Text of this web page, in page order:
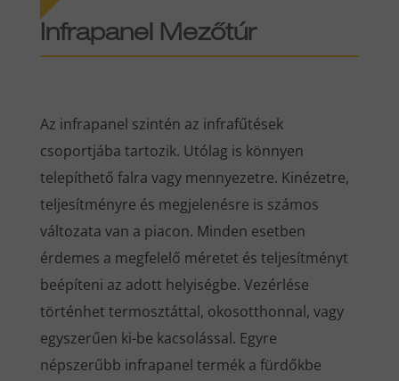
Infrapanel Mezőtúr
Az infrapanel szintén az infrafűtések
csoportjába tartozik. Utólag is könnyen
telepíthető falra vagy mennyezetre. Kinézetre,
teljesítményre és megjelenésre is számos
változata van a piacon. Minden esetben
érdemes a megfelelő méretet és teljesítményt
beépíteni az adott helyiségbe. Vezérlése
történhet termosztáttal, okosotthonnal, vagy
egyszerűen ki-be kacsolással. Egyre
népszerűbb infrapanel termék a fürdőkbe